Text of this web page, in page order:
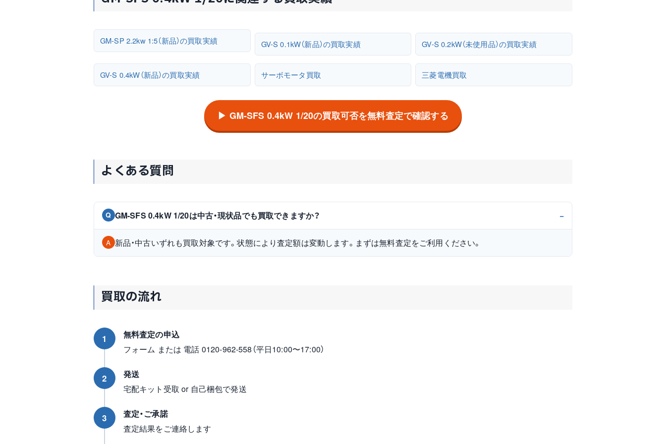
GM-SP 2.2kw 1:5（新品）の買取実績 GV-S 0.1kW（新品）の買取実績 GV-S 0.2kW（未使用品）の買取実績
GV-S 0.4kW（新品）の買取実績 サーボモータ買取 三菱電機買取
▶ GM-SFS 0.4kW 1/20の買取可否を無料査定で確認する
よくある質問
Q GM-SFS 0.4kW 1/20は中古・現状品でも買取できますか？
A 新品・中古いずれも買取対象です。状態により査定額は変動します。まずは無料査定をご利用ください。
買取の流れ
1
無料査定の申込
フォーム または 電話 0120-962-558（平日10:00〜17:00）
2
発送
宅配キット受取 or 自己梱包で発送
3
査定・ご承諾
査定結果をご連絡します